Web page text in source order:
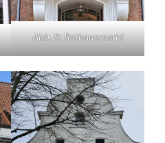
Abb. 8: Rathausmarkt